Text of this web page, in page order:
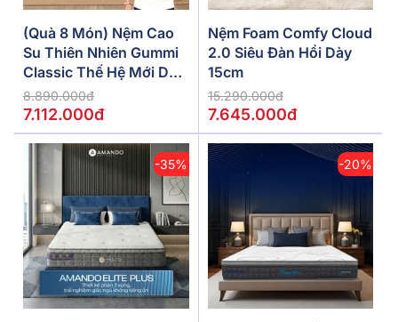
(Quà 8 Món) Nệm Cao
Su Thiên Nhiên Gummi
Classic Thế Hệ Mới Dày
5/10/15cm
8.890.000đ
7.112.000đ
Nệm Foam Comfy Cloud
2.0 Siêu Đàn Hồi Dày
15cm
15.290.000đ
7.645.000đ
-35% -20%